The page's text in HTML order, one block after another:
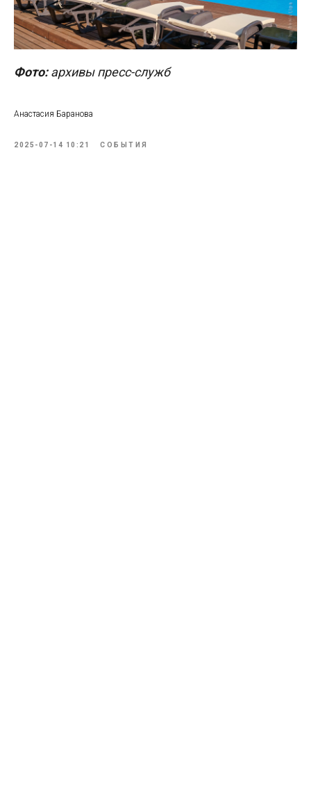
Фото:архивы пресс-служб
Анастасия Баранова
2025-07-14 10:21 СОБЫТИЯ